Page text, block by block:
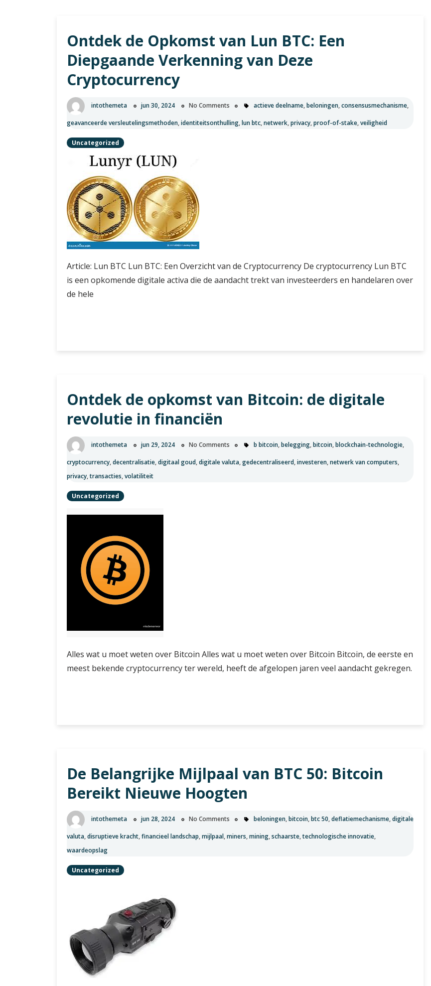
Ontdek de Opkomst van Lun BTC: Een
Diepgaande Verkenning van Deze
Cryptocurrency
intothemeta jun 30, 2024 No Comments actieve deelname,beloningen,consensusmechanisme,
geavanceerde versleutelingsmethoden,identiteitsonthulling,lun btc,netwerk,privacy,proof-of-stake,veiligheid
Uncategorized
Article: Lun BTC Lun BTC: Een Overzicht van de Cryptocurrency De cryptocurrency Lun BTC
is een opkomende digitale activa die de aandacht trekt van investeerders en handelaren over
de hele
Een
Diepgaande
Verkenning
Deze
Ontdek de opkomst van Bitcoin: de digitale
revolutie in financiën
intothemeta jun 29, 2024 No Comments b bitcoin,belegging,bitcoin,blockchain-technologie,
cryptocurrency,decentralisatie,digitaal goud,digitale valuta,gedecentraliseerd,investeren,netwerk van computers,
privacy,transacties,volatiliteit
Uncategorized
Alles wat u moet weten over Bitcoin Alles wat u moet weten over Bitcoin Bitcoin, de eerste en
meest bekende cryptocurrency ter wereld, heeft de afgelopen jaren veel aandacht gekregen.
digitale
revolutie
in
De Belangrijke Mijlpaal van BTC 50: Bitcoin
Bereikt Nieuwe Hoogten
intothemeta jun 28, 2024 No Comments beloningen,bitcoin,btc 50,deflatiemechanisme,digitale
valuta,disruptieve kracht,financieel landschap,mijlpaal,miners,mining,schaarste,technologische innovatie,
waardeopslag
Uncategorized